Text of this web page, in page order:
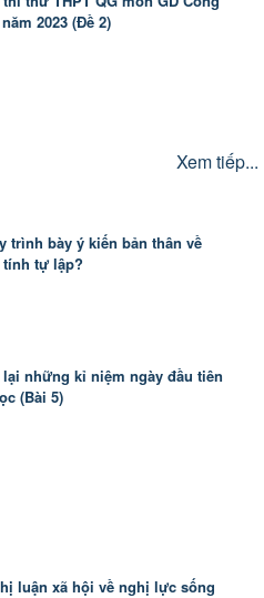
2023 (Đề 2)
Xem tiếp...
trình bày ý kiến bản thân về
tự lập?
lại những kỉ niệm ngày đầu tiên
(Bài 5)
luận xã hội về nghị lực sống